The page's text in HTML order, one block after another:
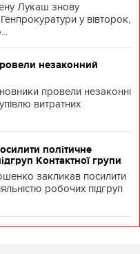
Лукаш знову
у вівторок,
незаконний
провели незаконні
витратних
політичне
Контактної групи
закликав посилити
робочих підгруп